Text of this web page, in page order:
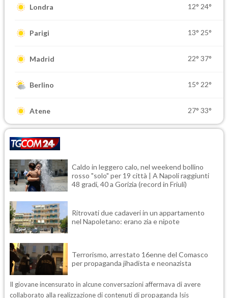
Londra 12° 24°
Parigi 13° 25°
Madrid 22° 37°
Berlino 15° 22°
Atene 27° 33°
Caldo in leggero calo, nel weekend bollino
rosso "solo" per 19 città | A Napoli raggiunti
48 gradi, 40 a Gorizia (record in Friuli)
Ritrovati due cadaveri in un appartamento
nel Napoletano: erano zia e nipote
Terrorismo, arrestato 16enne del Comasco
per propaganda jihadista e neonazista
Il giovane incensurato in alcune conversazioni affermava di avere
collaborato alla realizzazione di contenuti di propaganda Isis